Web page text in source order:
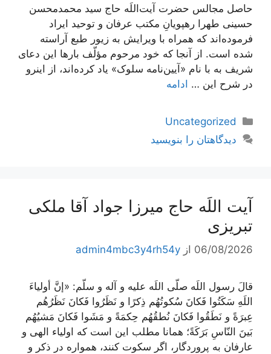
حاصل مجالس حضرت آیت‌اللَه حاج سید محمدمحسن
حسینی طهرا رهپویانِ مکتب عرفان و توحید ایراد
فرموده‌اند که همراه با ویرایش به زیور طبع آراسته
شده است. از آنجا که خود مرحوم مؤلّف بارها این دعای
شریف به با نام «آیین‌نامه سلوک» یاد کرده‌اند، از اینرو
در شرح این … ادامه
دسته‌ها
Uncategorized
دیدگاهتان را بنویسید
آیت اللَه حاج میرزا جواد آقا ملکی
تبریزی
06/08/2026 از admin4mbc3y4rh54y
قالَ رسول اللَه صلّى اللَه عليه و آله و سلّم: «إنَّ أولياءَ
اللَهِ سَكَتُوا فَكانَ سُكوتُهُم ذِكرًا و نَظَرُوا فَكانَ نَظَرُهُم
عِبرَةً و نَطَقُوا فَكانَ نُطقُهُم حِكمَةً و مَشَوا فَكانَ مَشيُهُم
بَينَ النّاسِ بَرَكَةً؛ همانا مطلب اين است كه اولياء الهى و
عارفان به پروردگار، اگر سكوت كنند، همواره در ذكر و